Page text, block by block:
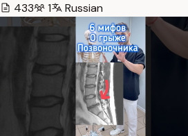
433
1 Russian